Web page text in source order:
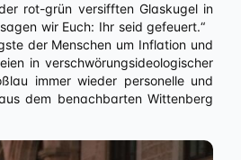
rot-grün versifften Glaskugel in
wir Euch: Ihr seid gefeuert.“
der Menschen um Inflation und
in verschwörungsideologischer
immer wieder personelle und
dem benachbarten Wittenberg